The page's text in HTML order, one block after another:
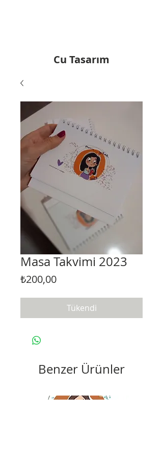
Cu Tasarım
Masa Takvimi 2023
₺200,00Fiyat
Tükendi
Benzer Ürünler